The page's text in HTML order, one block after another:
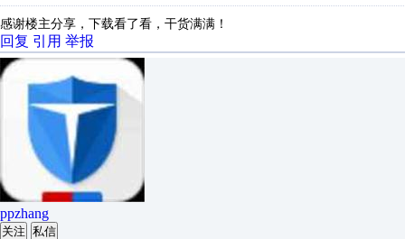
感谢楼主分享，下载看了看，干货满满！
回复 引用 举报
ppzhang
关注 私信